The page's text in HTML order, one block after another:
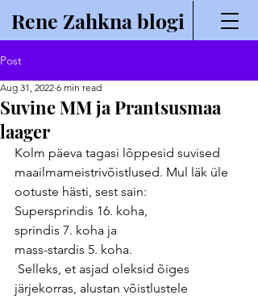
Rene Zahkna blogi
Post
Suvine MM ja Prantsusmaa
laager
Aug 31, 2022 6 min read
Kolm päeva tagasi lõppesid suvised
maailmameistrivõistlused. Mul läk üle
ootuste hästi, sest sain:
Supersprindis 16. koha,
sprindis 7. koha ja
mass-stardis 5. koha.
järjekorras, alustan võistlustele